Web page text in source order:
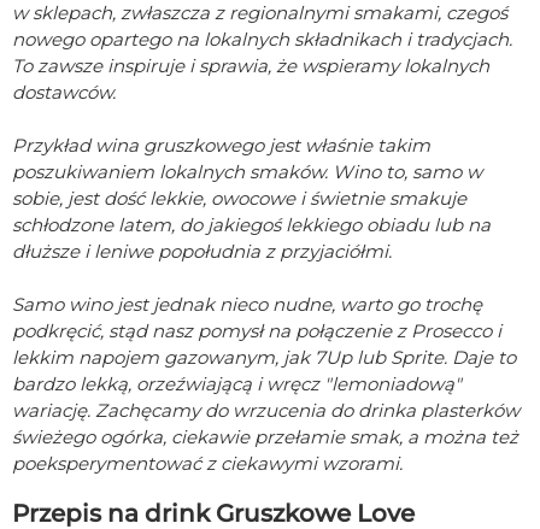
w sklepach, zwłaszcza z regionalnymi smakami, czegoś
nowego opartego na lokalnych składnikach i tradycjach.
To zawsze inspiruje i sprawia, że wspieramy lokalnych
dostawców.
Przykład wina gruszkowego jest właśnie takim
poszukiwaniem lokalnych smaków. Wino to, samo w
sobie, jest dość lekkie, owocowe i świetnie smakuje
schłodzone latem, do jakiegoś lekkiego obiadu lub na
dłuższe i leniwe popołudnia z przyjaciółmi.
Samo wino jest jednak nieco nudne, warto go trochę
podkręcić, stąd nasz pomysł na połączenie z Prosecco i
lekkim napojem gazowanym, jak 7Up lub Sprite. Daje to
bardzo lekką, orzeźwiającą i wręcz "lemoniadową"
wariację. Zachęcamy do wrzucenia do drinka plasterków
świeżego ogórka, ciekawie przełamie smak, a można też
poeksperymentować z ciekawymi wzorami.
Przepis na drink Gruszkowe Love